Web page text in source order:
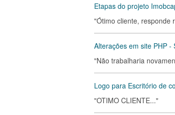
Etapas do projeto
"Ótimo cliente, responde
Alterações em site PHP -
"Não trabalharia
Logo para Escritório de
"OTIMO CLIENTE..."